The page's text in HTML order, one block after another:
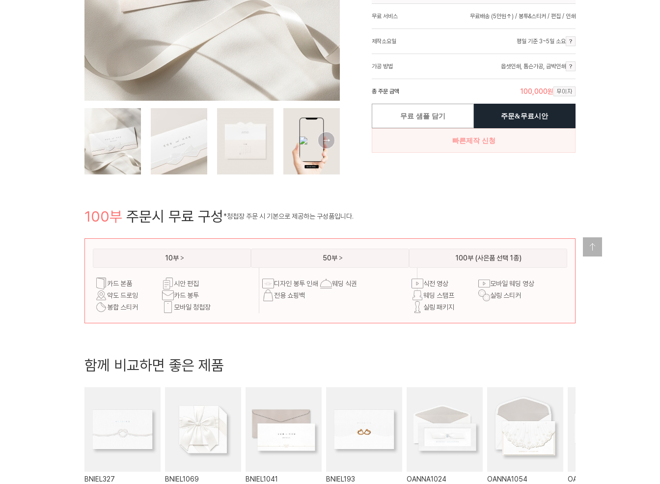
무료 서비스 무료배송 (5만원↑) / 봉투&스티커 / 편집 / 인쇄
제작소요일 평일 기준 3~5일 소요
가공 방법 옵셋인쇄, 톰슨가공, 금박인쇄
총 주문 금액 100,000원
무료 샘플 담기 주문&무료시안
빠른제작 신청
100부 주문시 무료 구성 *청첩장 주문 시 기본으로 제공하는 구성품입니다.
10부
카드 본품
시안 편집
약도 드로잉
카드 봉투
봉합 스티커
모바일 청첩장
50부
디자인 봉투 인쇄
웨딩 식권
전용 쇼핑백
100부 (사은품 선택 1종)
식전 영상
모바일 웨딩 영상
웨딩 스탬프
실링 스티커
실링 패키지
함께 비교하면 좋은 제품
BNIEL327
BNIEL1069
BNIEL1041
BNIEL193
OANNA1024
OANNA1054
OANNA1017